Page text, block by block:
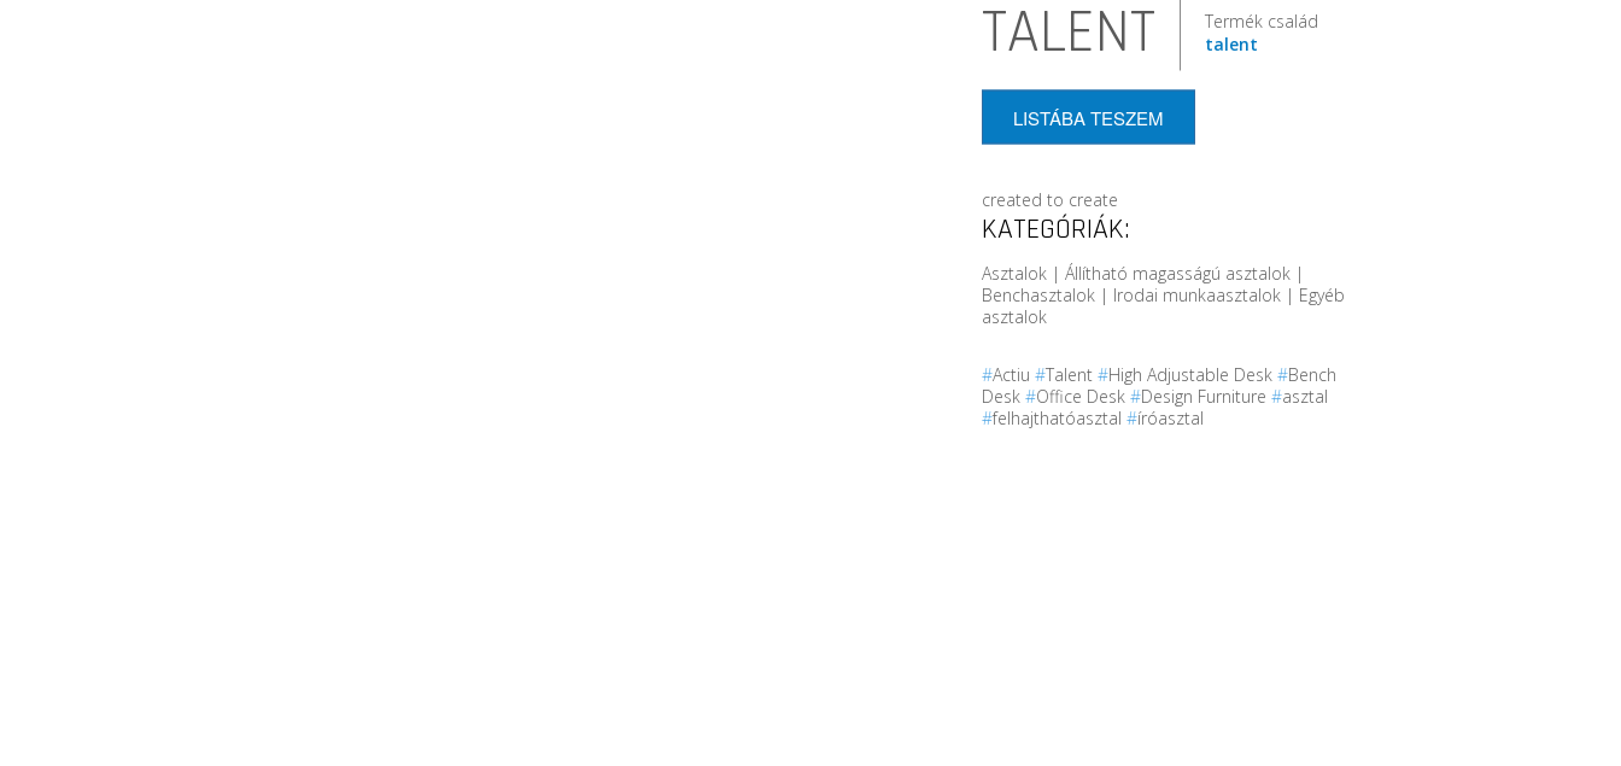
TALENT
Termék család
talent
LISTÁBA TESZEM
created to create
KATEGÓRIÁK:
Asztalok | Állítható magasságú asztalok |
Benchasztalok | Irodai munkaasztalok | Egyéb
asztalok
#Actiu #Talent #High Adjustable Desk #Bench
Desk #Office Desk #Design Furniture #asztal
#felhajthatóasztal #íróasztal